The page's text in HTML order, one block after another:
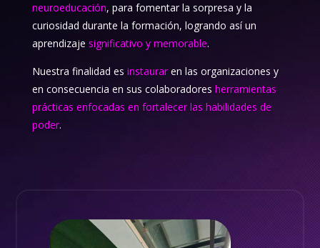
neuroeducación, para fomentar la sorpresa y la
curiosidad durante la formación, logrando así un
aprendizaje significativo y memorable.
Nuestra finalidad es instauraren las organizaciones y
en consecuencia en sus colaboradores herramientas
prácticas enfocadas en fortalecer las habilidades de
poder.